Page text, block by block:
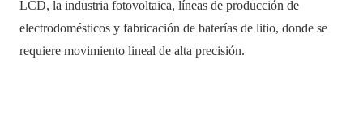
LCD, la industria fotovoltaica, líneas de producción de
electrodomésticos y fabricación de baterías de litio, donde se
requiere movimiento lineal de alta precisión.